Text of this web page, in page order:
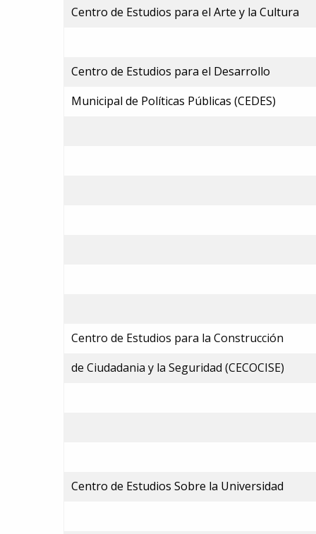
Centro de Estudios para el Arte y la Cultura
Centro de Estudios para el Desarrollo
Municipal de Políticas Públicas (CEDES)
Centro de Estudios para la Construcción
de Ciudadania y la Seguridad (CECOCISE)
Centro de Estudios Sobre la Universidad